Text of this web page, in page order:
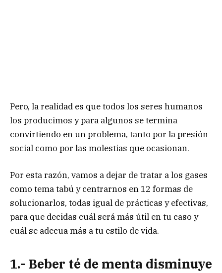
Pero, la realidad es que todos los seres humanos
los producimos y para algunos se termina
convirtiendo en un problema, tanto por la presión
social como por las molestias que ocasionan.
Por esta razón, vamos a dejar de tratar a los gases
como tema tabú y centrarnos en 12 formas de
solucionarlos, todas igual de prácticas y efectivas,
para que decidas cuál será más útil en tu caso y
cuál se adecua más a tu estilo de vida.
1.- Beber té de menta disminuye